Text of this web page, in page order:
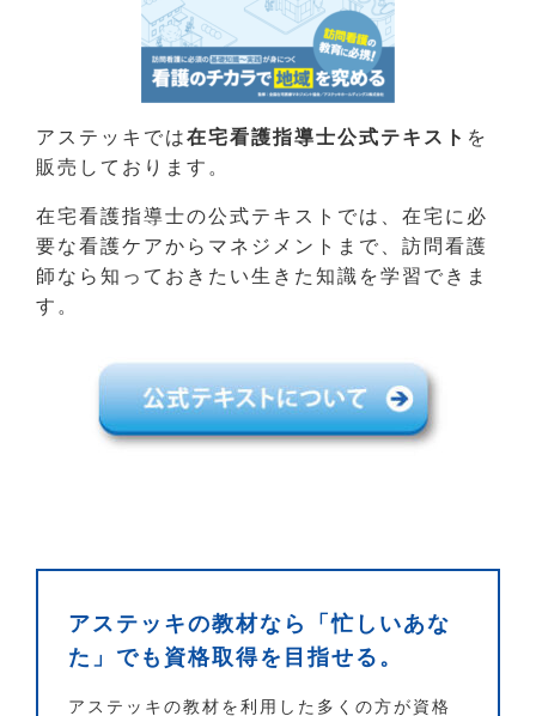
アステッキでは在宅看護指導士公式テキスト を
販売しております。
在宅看護指導士の公式テキストでは、在宅に必
要な看護ケアからマネジメントまで、訪問看護
師なら知っておきたい生きた知識を学習できま
す。
アステッキの教材なら「忙しいあな
た」でも資格取得を目指せる。
アステッキの教材を利用した多くの方が資格